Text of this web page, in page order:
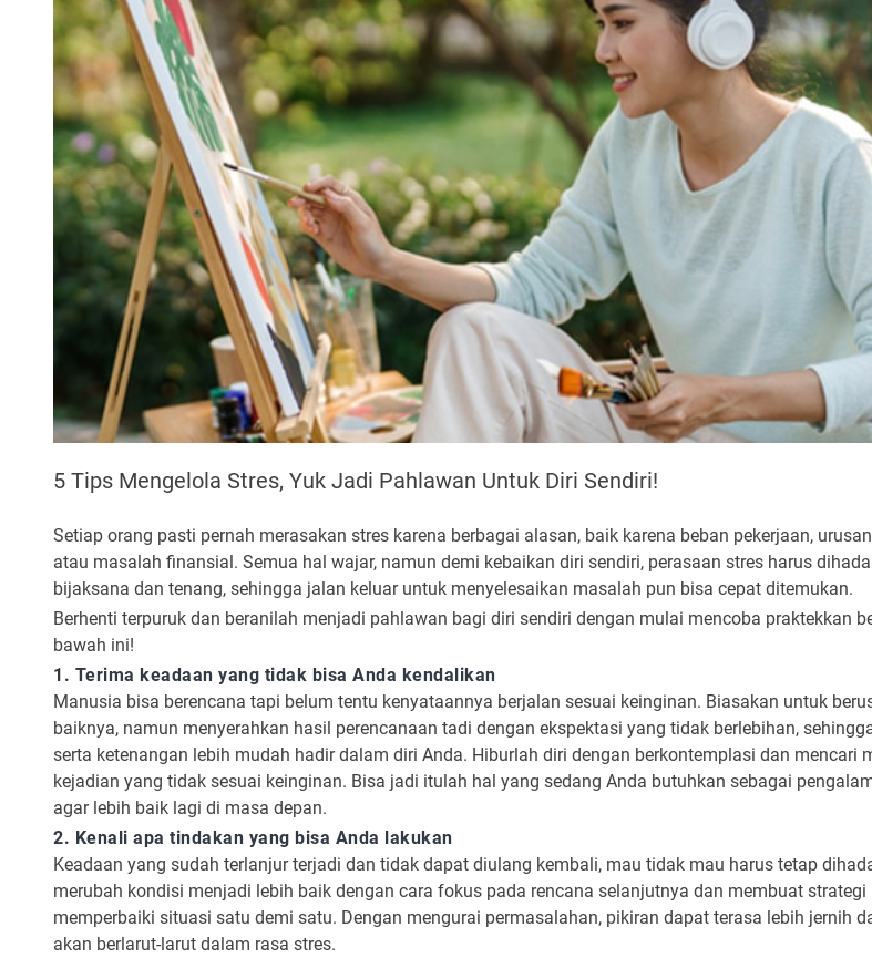
5 Tips Mengelola Stres, Yuk Jadi Pahlawan Untuk Diri Sendiri!
Setiap orang pasti pernah merasakan stres karena berbagai alasan, baik karena beban pekerjaan,
atau masalah finansial. Semua hal wajar, namun demi kebaikan diri sendiri, perasaan stres harus
bijaksana dan tenang, sehingga jalan keluar untuk menyelesaikan masalah pun bisa cepat ditemukan.
Berhenti terpuruk dan beranilah menjadi pahlawan bagi diri sendiri dengan mulai mencoba praktekkan
bawah ini!
1. Terima keadaan yang tidak bisa Anda kendalikan
Manusia bisa berencana tapi belum tentu kenyataannya berjalan sesuai keinginan. Biasakan untuk
baiknya, namun menyerahkan hasil perencanaan tadi dengan ekspektasi yang tidak berlebihan,
serta ketenangan lebih mudah hadir dalam diri Anda. Hiburlah diri dengan berkontemplasi dan mencari
kejadian yang tidak sesuai keinginan. Bisa jadi itulah hal yang sedang Anda butuhkan sebagai
agar lebih baik lagi di masa depan.
2. Kenali apa tindakan yang bisa Anda lakukan
Keadaan yang sudah terlanjur terjadi dan tidak dapat diulang kembali, mau tidak mau harus tetap
merubah kondisi menjadi lebih baik dengan cara fokus pada rencana selanjutnya dan membuat strategi
memperbaiki situasi satu demi satu. Dengan mengurai permasalahan, pikiran dapat terasa lebih jernih
akan berlarut-larut dalam rasa stres.